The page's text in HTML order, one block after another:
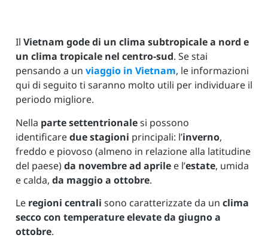
Il Vietnam gode di un clima subtropicale a nord e
un clima tropicale nel centro-sud. Se stai
pensando a un viaggio in Vietnam, le informazioni
qui di seguito ti saranno molto utili per individuare il
periodo migliore.
Nella parte settentrionalesi possono
identificaredue stagioni principali: l’inverno,
freddo e piovoso (almeno in relazione alla latitudine
del paese)da novembre ad aprile e l’estate, umida
e calda, da maggio a ottobre.
Le regioni centrali sono caratterizzate da un clima
secco con temperature elevate da giugno a
ottobre.